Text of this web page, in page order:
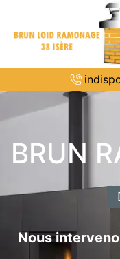
BRUN
Nous